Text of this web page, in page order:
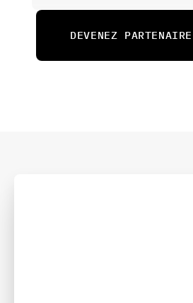
DEVENEZ